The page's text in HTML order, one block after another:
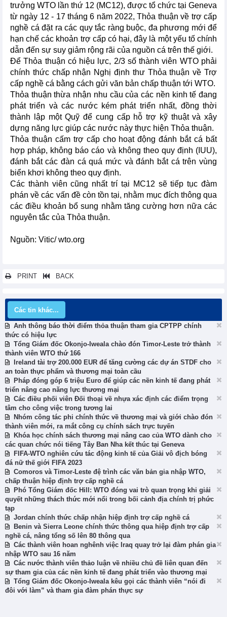
trưởng WTO lần thứ 12 (MC12), được tổ chức tại Geneva
từ ngày 12 - 17 tháng 6 năm 2022, Thỏa thuận về trợ cấp
nghề cá đặt ra các quy tắc ràng buộc, đa phương mới để
hạn chế các khoản trợ cấp có hại, đây là một yếu tố chính
dẫn đến sự suy giảm rộng rãi của nguồn cá trên thế giới.
Để Thỏa thuận có hiệu lực, 2/3 số thành viên WTO phải
chính thức chấp nhận Nghị định thư Thỏa thuận về Trợ
cấp nghề cá bằng cách gửi văn bản chấp thuận tới WTO.
Thỏa thuận thừa nhận nhu cầu của các nền kinh tế đang
phát triển và các nước kém phát triển nhất, đồng thời
thành lập một Quỹ để cung cấp hỗ trợ kỹ thuật và xây
dựng năng lực giúp các nước này thực hiện Thỏa thuận.
Thỏa thuận cấm trợ cấp cho hoạt động đánh bắt cá bất
hợp pháp, không báo cáo và không theo quy định (IUU),
đánh bắt các đàn cá quá mức và đánh bắt cá trên vùng
biển khơi không theo quy định.
Các thành viên cũng nhất trí tại MC12 sẽ tiếp tục đàm
phán về các vấn đề còn tồn tại, nhằm mục đích thông qua
các điều khoản bổ sung nhằm tăng cường hơn nữa các
nguyên tắc của Thỏa thuận.
Nguồn: Vitic/ wto.org
PRINT BACK
Các tin khác...
Anh thông báo thời điểm thỏa thuận tham gia CPTPP chính
thức có hiệu lực
Tổng Giám đốc Okonjo-Iweala chào đón Timor-Leste trở thành
thành viên WTO thứ 166
Ireland tài trợ 200.000 EUR để tăng cường các dự án STDF cho
an toàn thực phẩm và thương mại toàn cầu
Pháp đóng góp 6 triệu Euro để giúp các nền kinh tế đang phát
triển nâng cao năng lực thương mại
Các điều phối viên Đối thoại về nhựa xác định các điểm trọng
tâm cho công việc trong tương lai
Nhóm công tác phi chính thức về thương mại và giới chào đón
thành viên mới, ra mắt công cụ chính sách trực tuyến
Khóa học chính sách thương mại nâng cao của WTO dành cho
các quan chức nói tiếng Tây Ban Nha kết thúc tại Geneva
FIFA-WTO nghiên cứu tác động kinh tế của Giải vô địch bóng
đá nữ thế giới FIFA 2023
Comoros và Timor-Leste đệ trình các văn bản gia nhập WTO,
chấp thuận hiệp định trợ cấp nghề cá
Phó Tổng Giám đốc Hill: WTO đóng vai trò quan trọng khi giải
quyết những thách thức mới nổi trong bối cảnh địa chính trị phức
tạp
Jordan chính thức chấp nhận hiệp định trợ cấp nghề cá
Benin và Sierra Leone chính thức thông qua hiệp định trợ cấp
nghề cá, nâng tổng số lên 80 thông qua
Các thành viên hoan nghênh việc Iraq quay trở lại đàm phán gia
nhập WTO sau 16 năm
Các nước thành viên thảo luận về nhiều chủ đề liên quan đến
sự tham gia của các nền kinh tế đang phát triển vào thương mại
Tổng Giám đốc Okonjo-Iweala kêu gọi các thành viên “nói đi
đôi với làm” và tham gia đàm phán thực sự